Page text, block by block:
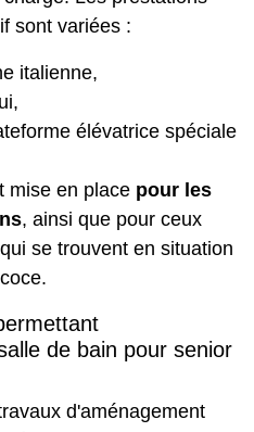
sont variées :
italienne,
élévatrice spéciale
mise en place pour les
, ainsi que pour ceux
se trouvent en situation
de bain pour senior
d'aménagement